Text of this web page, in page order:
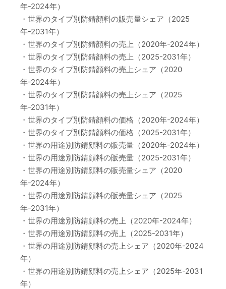
年-2024年）
・世界のタイプ別防錆顔料の販売量シェア（2025
年-2031年）
・世界のタイプ別防錆顔料の売上（2020年-2024年）
・世界のタイプ別防錆顔料の売上（2025-2031年）
・世界のタイプ別防錆顔料の売上シェア（2020
年-2024年）
・世界のタイプ別防錆顔料の売上シェア（2025
年-2031年）
・世界のタイプ別防錆顔料の価格（2020年-2024年）
・世界のタイプ別防錆顔料の価格（2025-2031年）
・世界の用途別防錆顔料の販売量（2020年-2024年）
・世界の用途別防錆顔料の販売量（2025-2031年）
・世界の用途別防錆顔料の販売量シェア（2020
年-2024年）
・世界の用途別防錆顔料の販売量シェア（2025
年-2031年）
・世界の用途別防錆顔料の売上（2020年-2024年）
・世界の用途別防錆顔料の売上（2025-2031年）
・世界の用途別防錆顔料の売上シェア（2020年-2024
年）
・世界の用途別防錆顔料の売上シェア（2025年-2031
年）